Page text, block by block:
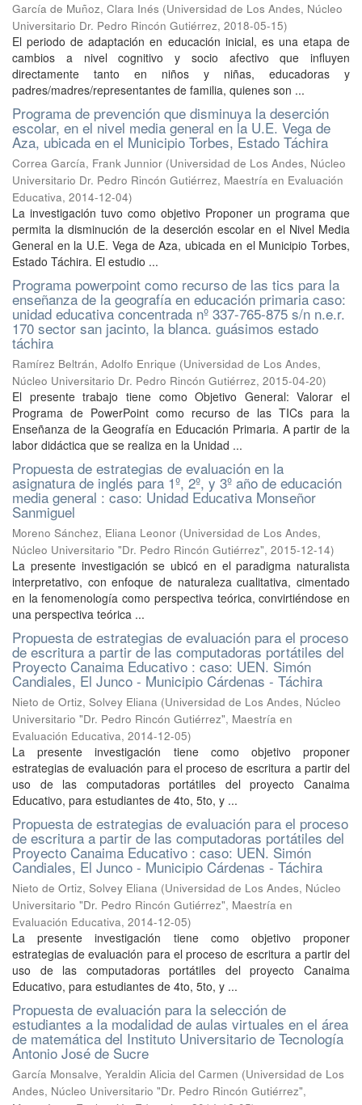
García de Muñoz, Clara Inés (Universidad de Los Andes, Núcleo
Universitario Dr. Pedro Rincón Gutiérrez, 2018-05-15)
El periodo de adaptación en educación inicial, es una etapa de
cambios a nivel cognitivo y socio afectivo que influyen
directamente tanto en niños y niñas, educadoras y
padres/madres/representantes de familia, quienes son ...
Programa de prevención que disminuya la deserción
escolar, en el nivel media general en la U.E. Vega de
Aza, ubicada en el Municipio Torbes, Estado Táchira
Correa García, Frank Junnior (Universidad de Los Andes, Núcleo
Universitario Dr. Pedro Rincón Gutiérrez, Maestría en Evaluación
Educativa, 2014-12-04)
La investigación tuvo como objetivo Proponer un programa que
permita la disminución de la deserción escolar en el Nivel Media
General en la U.E. Vega de Aza, ubicada en el Municipio Torbes,
Estado Táchira. El estudio ...
Programa powerpoint como recurso de las tics para la
enseñanza de la geografía en educación primaria caso:
unidad educativa concentrada nº 337-765-875 s/n n.e.r.
170 sector san jacinto, la blanca. guásimos estado
táchira
Ramírez Beltrán, Adolfo Enrique (Universidad de Los Andes,
Núcleo Universitario Dr. Pedro Rincón Gutiérrez, 2015-04-20)
El presente trabajo tiene como Objetivo General: Valorar el
Programa de PowerPoint como recurso de las TICs para la
Enseñanza de la Geografía en Educación Primaria. A partir de la
labor didáctica que se realiza en la Unidad ...
Propuesta de estrategias de evaluación en la
asignatura de inglés para 1º, 2º, y 3º año de educación
media general : caso: Unidad Educativa Monseñor
Sanmiguel
Moreno Sánchez, Eliana Leonor (Universidad de Los Andes,
Núcleo Universitario "Dr. Pedro Rincón Gutiérrez", 2015-12-14)
La presente investigación se ubicó en el paradigma naturalista
interpretativo, con enfoque de naturaleza cualitativa, cimentado
en la fenomenología como perspectiva teórica, convirtiéndose en
una perspectiva teórica ...
Propuesta de estrategias de evaluación para el proceso
de escritura a partir de las computadoras portátiles del
Proyecto Canaima Educativo : caso: UEN. Simón
Candiales, El Junco - Municipio Cárdenas - Táchira
Nieto de Ortiz, Solvey Eliana (Universidad de Los Andes, Núcleo
Universitario "Dr. Pedro Rincón Gutiérrez", Maestría en
Evaluación Educativa, 2014-12-05)
La presente investigación tiene como objetivo proponer
estrategias de evaluación para el proceso de escritura a partir del
uso de las computadoras portátiles del proyecto Canaima
Educativo, para estudiantes de 4to, 5to, y ...
Propuesta de estrategias de evaluación para el proceso
de escritura a partir de las computadoras portátiles del
Proyecto Canaima Educativo : caso: UEN. Simón
Candiales, El Junco - Municipio Cárdenas - Táchira
Nieto de Ortiz, Solvey Eliana (Universidad de Los Andes, Núcleo
Universitario "Dr. Pedro Rincón Gutiérrez", Maestría en
Evaluación Educativa, 2014-12-05)
La presente investigación tiene como objetivo proponer
estrategias de evaluación para el proceso de escritura a partir del
uso de las computadoras portátiles del proyecto Canaima
Educativo, para estudiantes de 4to, 5to, y ...
Propuesta de evaluación para la selección de
estudiantes a la modalidad de aulas virtuales en el área
de matemática del Instituto Universitario de Tecnología
Antonio José de Sucre
García Monsalve, Yeraldin Alicia del Carmen (Universidad de Los
Andes, Núcleo Universitario "Dr. Pedro Rincón Gutiérrez",